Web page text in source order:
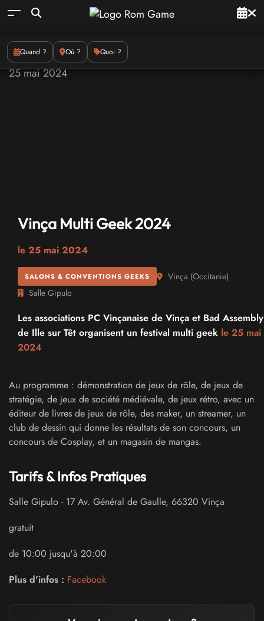
Quand ? Où ? Quoi ?
Vinça Multi Geek 2024
le 25 mai 2024
SALONS & CONVENTIONS GEEKS Vinça (Occitanie)
Salle Gipulo
Les associations PC Vinçanaise de Vinça et Bad Assembly
de Ille sur Têt organisent un festival multi geek le 25 mai
2024
Au programme : démonstration de jeux de rôle, de jeux de
stratégie, de jeux de société médiévale, de jeux rétro, avec un
éditeur de livres de jeux de rôle, des maker, un streamer, un
club de dessin qui donne les résultats de son concours, un
concours de Cosplay, et un magasin de mangas.
Tarifs & Infos Pratiques
Salle Gipulo - 17 Av. Général de Gaulle, 66320 Vinça
gratuit
de 10:00 jusqu'à 20:00
Plus d'infos : Facebook